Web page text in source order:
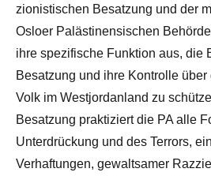
zionistischen Besatzung und der
Osloer Palästinensischen
ihre spezifische Funktion aus, die
Besatzung und ihre Kontrolle
Volk im Westjordanland zu
Besatzung praktiziert die PA alle
Unterdrückung und des Terrors,
Verhaftungen, gewaltsamer